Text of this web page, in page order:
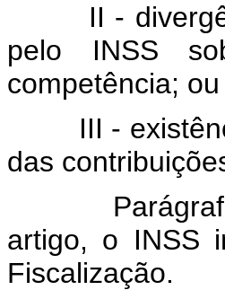
II -
pelo INSS
competência; ou
III -
das
Parágrafo
artigo, o INSS
Fiscalização.